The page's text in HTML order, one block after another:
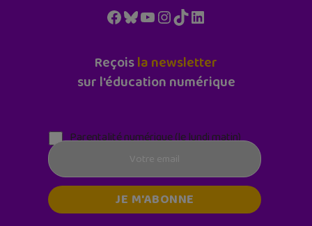
Facebook
Bluesky
YouTube
Instagram
TikTokLinkedIn
Reçoisla newsletter
sur l'éducation numérique
Parentalité numérique (le lundi matin)